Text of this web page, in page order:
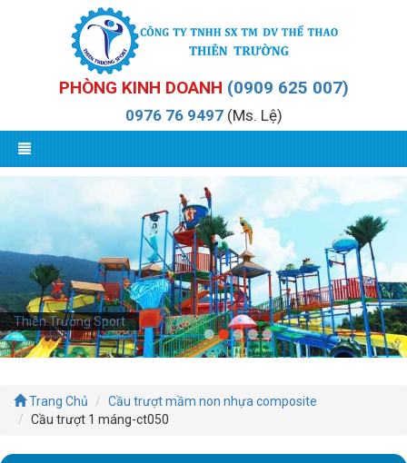
PHÒNG KINH DOANH (0909 625 007)
0976 76 9497(Ms. Lệ)
Thiên Trường Sport
Trang Chủ
Cầu trượt mầm non nhựa composite
Cầu trượt 1 máng-ct050